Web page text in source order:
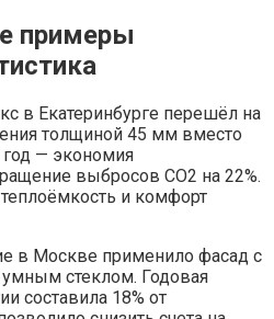
примеры
в Екатеринбурге перешёл на
толщиной 45 мм вместо
— экономия
выбросов CO2 на 22%.
и комфорт
в Москве применило фасад с
стеклом. Годовая
составила 18% от